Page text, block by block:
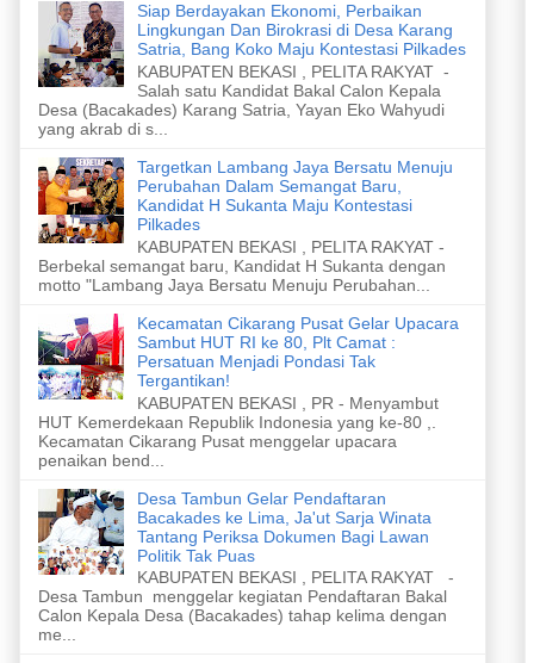
Siap Berdayakan Ekonomi, Perbaikan
Lingkungan Dan Birokrasi di Desa Karang
Satria, Bang Koko Maju Kontestasi Pilkades
KABUPATEN BEKASI , PELITA RAKYAT -
Salah satu Kandidat Bakal Calon Kepala
Desa (Bacakades) Karang Satria, Yayan Eko Wahyudi
yang akrab di s...
Targetkan Lambang Jaya Bersatu Menuju
Perubahan Dalam Semangat Baru,
Kandidat H Sukanta Maju Kontestasi
Pilkades
KABUPATEN BEKASI , PELITA RAKYAT -
Berbekal semangat baru, Kandidat H Sukanta dengan
motto "Lambang Jaya Bersatu Menuju Perubahan...
Kecamatan Cikarang Pusat Gelar Upacara
Sambut HUT RI ke 80, Plt Camat :
Persatuan Menjadi Pondasi Tak
Tergantikan!
KABUPATEN BEKASI , PR - Menyambut
HUT Kemerdekaan Republik Indonesia yang ke-80 ,.
Kecamatan Cikarang Pusat menggelar upacara
penaikan bend...
Desa Tambun Gelar Pendaftaran
Bacakades ke Lima, Ja'ut Sarja Winata
Tantang Periksa Dokumen Bagi Lawan
Politik Tak Puas
KABUPATEN BEKASI , PELITA RAKYAT -
Desa Tambun menggelar kegiatan Pendaftaran Bakal
Calon Kepala Desa (Bacakades) tahap kelima dengan
me...